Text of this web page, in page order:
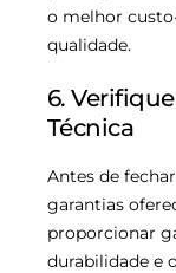
o melhor
qualidade.
6.
Técnica
Antes de
garantias
proporcionar
durabilidade e